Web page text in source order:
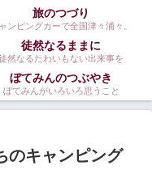
旅のつづり
ンピングカーで全国津々浦々。
徒然なるままに
然なるたわいもない出来事を
ぼてみんのつぶやき
ぼてみんがいろいろ思うこと
キャンピング